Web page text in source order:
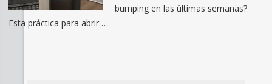
bumping en las últimas semanas?
Esta práctica para abrir …